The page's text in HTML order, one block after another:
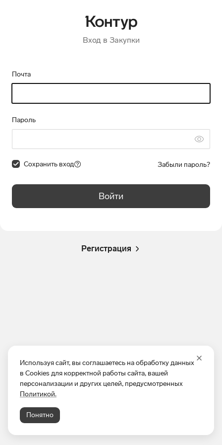
Используя сайт, вы соглашаетесь на обработку данных
в Cookies для корректной работы сайта, вашей
персонализации и других целей, предусмотренных
Политикой.
Понятно
Вход в Закупки
Почта
Пароль
Сохранить вход Забыли пароль?
Войти
Регистрация